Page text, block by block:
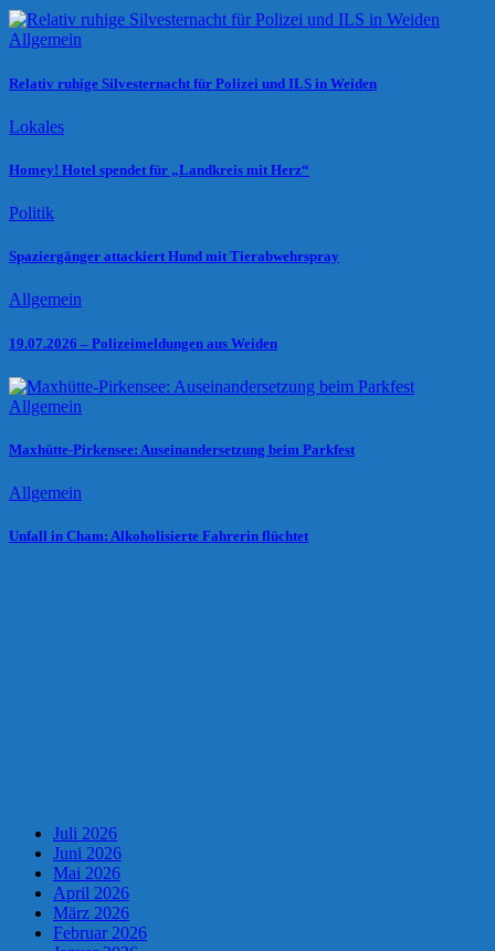
Allgemein
Relativ ruhige Silvesternacht für Polizei und ILS in Weiden
Lokales
Homey! Hotel spendet für „Landkreis mit Herz“
Politik
Spaziergänger attackiert Hund mit Tierabwehrspray
Allgemein
19.07.2026 – Polizeimeldungen aus Weiden
Allgemein
Maxhütte-Pirkensee: Auseinandersetzung beim Parkfest
Allgemein
Unfall in Cham: Alkoholisierte Fahrerin flüchtet
Juli 2026
Juni 2026
Mai 2026
April 2026
März 2026
Februar 2026